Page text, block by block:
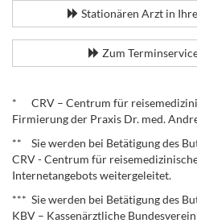
Stationären Arzt in
Zum
* CRV – Centrum für
Firmierung der Praxis Dr. med.
** Sie werden bei Betätigung des
CRV - Centrum für
Internetangebots weitergeleitet.
*** Sie werden bei Betätigung des
KBV – Kassenärztliche